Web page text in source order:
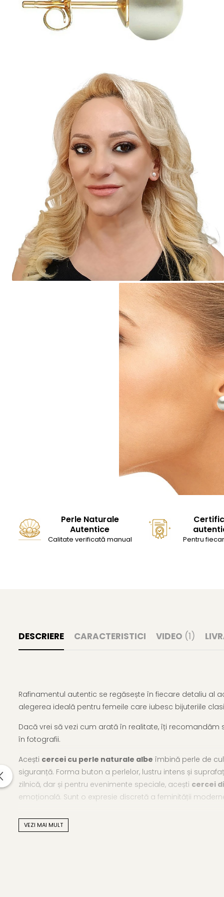
Seturi Perle cu Argint
Brățări cu Perle
Perle Naturale
Autentice
Calitate verificată manual Pentru
DESCRIERE CARACTERISTICI VIDEO (1)
Rafinamentul autentic se regăsește în fiecare detaliu al
alegerea ideală pentru femeile care iubesc bijuteriile
Dacă vrei să vezi cum arată în realitate, îți recomandăm
în fotografii.
Acești cercei cu perle naturale albe îmbină perle de
siguranță. Forma buton a perlelor, lustru intens și
zilnică, dar și pentru evenimente speciale, acești cercei
emoțională. Sunt o expresie discretă a feminității
Modele similare, cu montură din aur, sunt disponibile în
Caracteristici tehnice
VEZI MAI MULT